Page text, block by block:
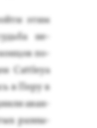
этим
не­
по­
Cattleya
в Пе­ру в
аван­
раз­ны­